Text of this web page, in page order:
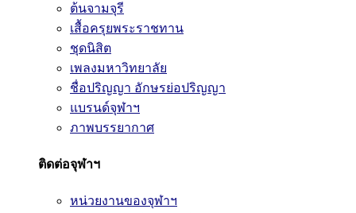
ต้นจามจุรี
เสื้อครุยพระราชทาน
ชุดนิสิต
เพลงมหาวิทยาลัย
ชื่อปริญญา อักษรย่อปริญญา
แบรนด์จุฬาฯ
ภาพบรรยากาศ
ติดต่อจุฬาฯ
หน่วยงานของจุฬาฯ